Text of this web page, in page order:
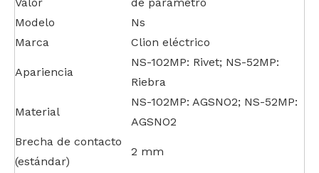
Modelo
Ns
Marca
Clion eléctrico
Apariencia
NS-102MP: Rivet; NS-52MP:
Riebra
Material
NS-102MP: AGSNO2; NS-52MP:
AGSNO2
Brecha de contacto
(estándar)
2 mm